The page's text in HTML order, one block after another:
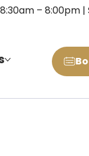
– 8:00pm